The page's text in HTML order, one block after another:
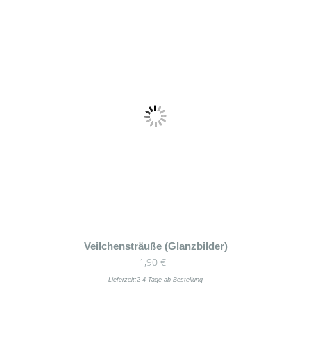
Veilchensträuße (Glanzbilder)
1,90 €
Lieferzeit:2-4 Tage ab Bestellung